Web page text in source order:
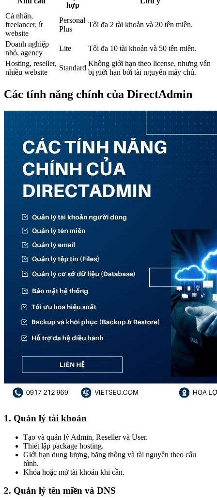
hợp
Cá nhân,
freelancer, ít
website
Personal
Plus
Tối đa 2 tài khoản và 20 tên miền.
Doanh nghiệp
nhỏ, agency
Lite
Tối đa 10 tài khoản và 50 tên miền.
Hosting, reseller,
nhiều website
Standard
Không giới hạn theo license, nhưng vẫn
bị giới hạn bởi tài nguyên máy chủ.
Các tính năng chính của DirectAdmin
1. Quản lý tài khoản
Tạo và quản lý Admin, Reseller và User.
Thiết lập package hosting.
Giới hạn dung lượng, băng thông và tài nguyên theo cấu
hình.
Khóa hoặc mở tài khoản khi cần.
2. Quản lý tên miền và DNS